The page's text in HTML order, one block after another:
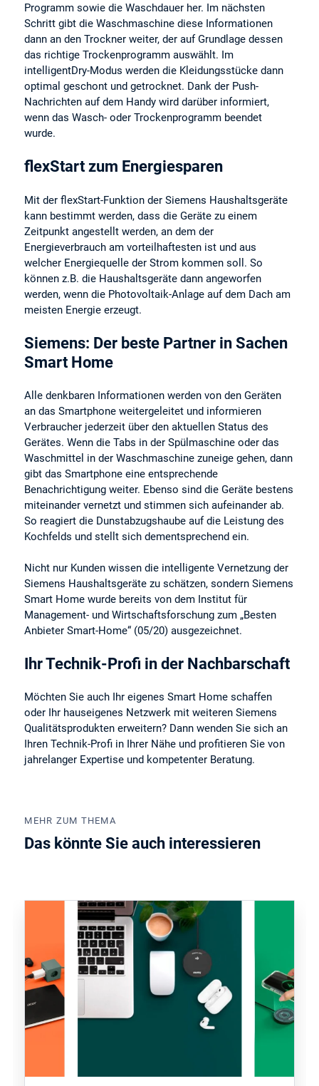
Programm sowie die Waschdauer her. Im nächsten
Schritt gibt die Waschmaschine diese Informationen
dann an den Trockner weiter, der auf Grundlage dessen
das richtige Trockenprogramm auswählt. Im
intelligentDry-Modus werden die Kleidungsstücke dann
optimal geschont und getrocknet. Dank der Push-
Nachrichten auf dem Handy wird darüber informiert,
wenn das Wasch- oder Trockenprogramm beendet
wurde.
flexStart zum Energiesparen
Mit der flexStart-Funktion der Siemens Haushaltsgeräte
kann bestimmt werden, dass die Geräte zu einem
Zeitpunkt angestellt werden, an dem der
Energieverbrauch am vorteilhaftesten ist und aus
welcher Energiequelle der Strom kommen soll. So
können z.B. die Haushaltsgeräte dann angeworfen
werden, wenn die Photovoltaik-Anlage auf dem Dach am
meisten Energie erzeugt.
Siemens: Der beste Partner in Sachen
Smart Home
Alle denkbaren Informationen werden von den Geräten
an das Smartphone weitergeleitet und informieren
Verbraucher jederzeit über den aktuellen Status des
Gerätes. Wenn die Tabs in der Spülmaschine oder das
Waschmittel in der Waschmaschine zuneige gehen, dann
gibt das Smartphone eine entsprechende
Benachrichtigung weiter. Ebenso sind die Geräte bestens
miteinander vernetzt und stimmen sich aufeinander ab.
So reagiert die Dunstabzugshaube auf die Leistung des
Kochfelds und stellt sich dementsprechend ein.
Nicht nur Kunden wissen die intelligente Vernetzung der
Siemens Haushaltsgeräte zu schätzen, sondern Siemens
Smart Home wurde bereits von dem Institut für
Management- und Wirtschaftsforschung zum „Besten
Anbieter Smart-Home“ (05/20) ausgezeichnet.
Ihr Technik-Profi in der Nachbarschaft
Möchten Sie auch Ihr eigenes Smart Home schaffen
oder Ihr hauseigenes Netzwerk mit weiteren Siemens
Qualitätsprodukten erweitern? Dann wenden Sie sich an
Ihren Technik-Profi in Ihrer Nähe und profitieren Sie von
jahrelanger Expertise und kompetenter Beratung.
MEHR ZUM THEMA
Das könnte Sie auch interessieren